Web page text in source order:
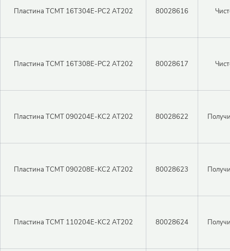
Пластина TCMT 16T304E-PC2 AT202 80028616
Пластина TCMT 16T308E-PC2 AT202 80028617
Пластина TCMT 090204E-KC2 AT202 80028622
Пластина TCMT 090208E-KC2 AT202 80028623
Пластина TCMT 110204E-KC2 AT202 80028624